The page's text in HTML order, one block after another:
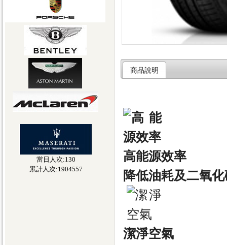
當日人次:130
累計人次:1904557
商品說明
高能源效率
降低油耗及二氧
潔淨空氣